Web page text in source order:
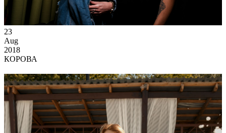
23
Aug
2018
КОРОВА
С Днём Рождения, любимый город!
(Харьков)
730
0 75
Ссылка на отбор фото